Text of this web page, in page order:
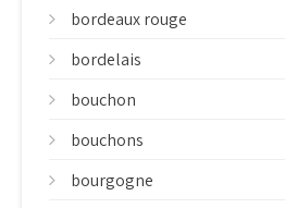
bordeaux rouge
bordelais
bouchon
bouchons
bourgogne